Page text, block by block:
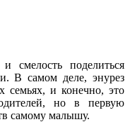
поделиться
В самом деле, энурез
семьях, и конечно, это
но в первую
самому малышу.